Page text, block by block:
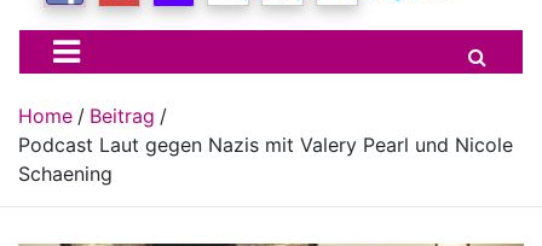
Home
Beitrag
Podcast Laut gegen Nazis mit Valery Pearl und Nicole
Schaening